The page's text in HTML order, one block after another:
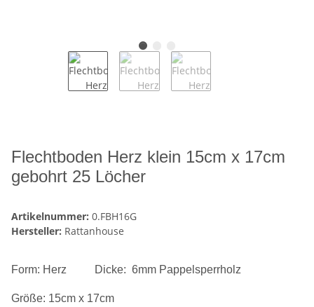
Flechtboden Herz klein 15cm x 17cm
gebohrt 25 Löcher
Artikelnummer: 0.FBH16G
Hersteller: Rattanhouse
Form: Herz Dicke: 6mm Pappelsperrholz
Größe: 15cm x 17cm